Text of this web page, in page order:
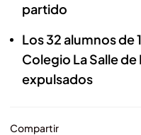
partido
Los 32 alumnos de
Colegio La Salle
expulsados
Compartir